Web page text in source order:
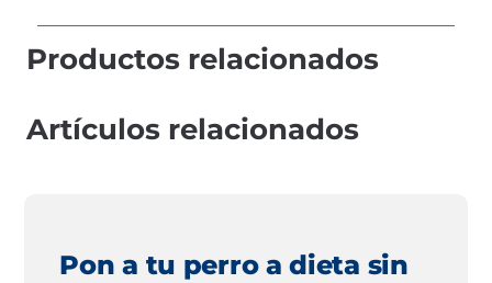
Productos relacionados
Artículos relacionados
Pon a tu perro a dieta sin